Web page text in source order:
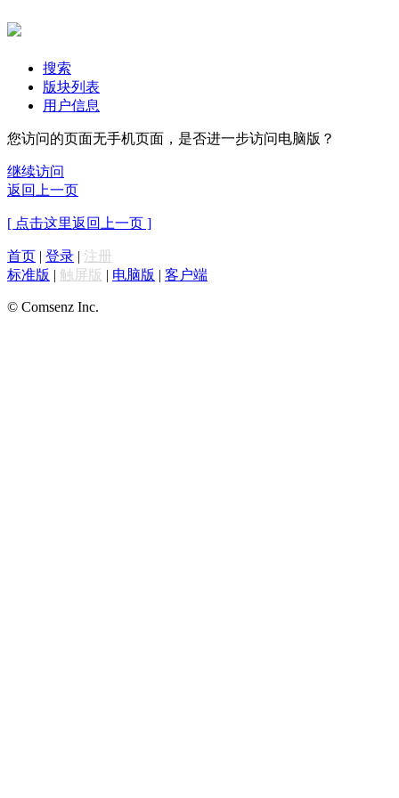
搜索
版块列表
用户信息
您访问的页面无手机页面，是否进一步访问电脑版？
继续访问
返回上一页
[ 点击这里返回上一页 ]
首页 | 登录 | 注册
标准版 | 触屏版 | 电脑版 | 客户端
© Comsenz Inc.